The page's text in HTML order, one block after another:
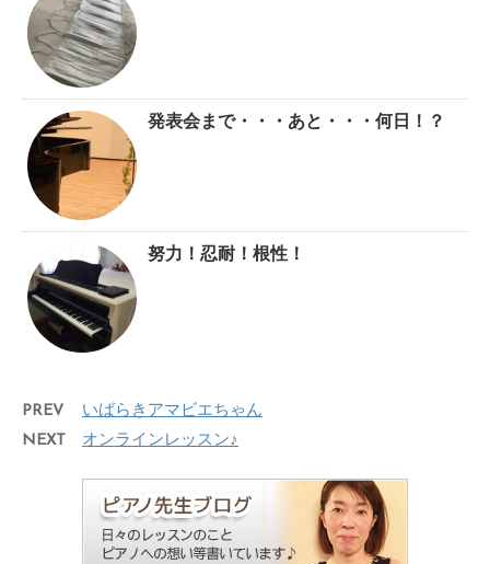
発表会まで・・・あと・・・何日！？
努力！忍耐！根性！
PREV
いばらきアマビエちゃん
NEXT
オンラインレッスン♪